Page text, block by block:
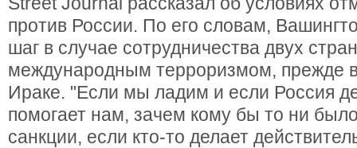
против России. По его словам,
шаг в случае сотрудничества двух
международным терроризмом, прежде
Ираке. "Если мы ладим и если Россия
помогает нам, зачем кому бы то ни
санкции, если кто-то делает